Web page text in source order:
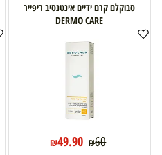
סבוקלם קרם ידיים אינטנסיב ריפייר
DERMO CARE
₪60
₪49.90